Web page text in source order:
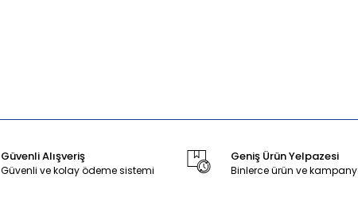
Güvenli Alışveriş
Güvenli ve kolay ödeme sistemi
Geniş Ürün Yelpazesi
Binlerce ürün ve